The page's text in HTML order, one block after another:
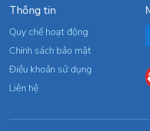
Thông tin
Quy chế hoạt động
Chính sách bảo mật
Điều khoản sử dụng
Liên hệ